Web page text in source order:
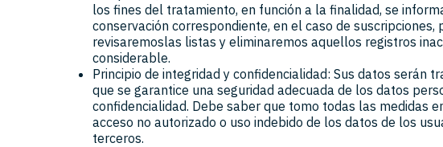
los fines del tratamiento, en función a la finalidad, se
conservación correspondiente, en el caso de suscripciones,
revisaremoslas listas y eliminaremos aquellos registros
considerable.
Principio de integridad y confidencialidad: Sus datos serán
que se garantice una seguridad adecuada de los datos
confidencialidad. Debe saber que tomo todas las medidas
acceso no autorizado o uso indebido de los datos de los
terceros.